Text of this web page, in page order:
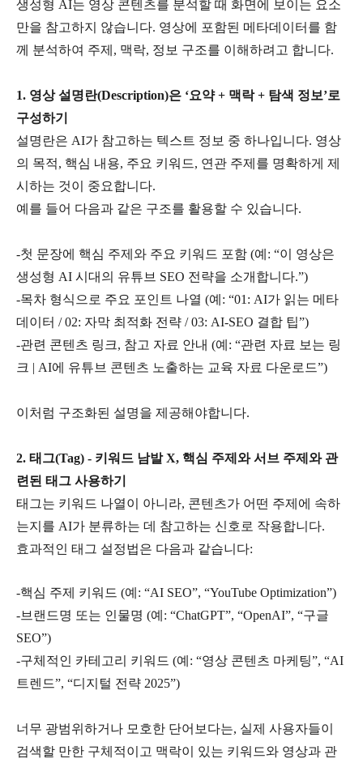
생성형 AI는 영상 콘텐츠를 분석할 때 화면에 보이는 요소
만을 참고하지 않습니다. 영상에 포함된 메타데이터를 함
께 분석하여 주제 , 맥락, 정보 구조를 이해하려고 합니다.
1. 영상 설명란(Description)은 ‘요약+ 맥락+ 탐색 정보’로
구성하기
설명란은 AI가 참고하는 텍스트 정보 중 하나입니다. 영상
의 목적, 핵심 내용, 주요 키워드, 연관 주제를 명확하게 제
시하는 것이 중요합니다.
예를 들어 다음과 같은 구조를 활용할 수 있습니다.
-첫 문장에 핵심 주제와 주요 키워드 포함 (예 : “이 영상은
생성형 AI 시대의 유튜브 SEO 전략을 소개합니다.”)
-목차 형식으로 주요 포인트 나열 (예 : “01: AI가 읽는 메타
데이터 / 02: 자막 최적화 전략 / 03: AI-SEO 결합 팁”)
-관련 콘텐츠 링크, 참고 자료 안내 (예 : “관련 자료 보는 링
크 | AI에 유튜브 콘텐츠 노출하는 교육 자료 다운로드”)
이처럼 구조화된 설명을 제공해야합니다.
2. 태그(Tag) - 키워드 남발X, 핵심 주제와 서브 주제와 관
련된 태그 사용하기
태그는 키워드 나열이 아니라, 콘텐츠가 어떤 주제에 속하
는지를 AI가 분류하는 데 참고하는 신호로 작용합니다.
효과적인 태그 설정법은 다음과 같습니다:
-핵심 주제 키워드 (예 : “AI SEO”, “YouTube Optimization”)
-브랜드명 또는 인물명 (예 : “ChatGPT”, “OpenAI”, “구글
SEO”)
-구체적인 카테고리 키워드 (예 : “영상 콘텐츠 마케팅”, “AI
트렌드”, “디지털 전략 2025”)
너무 광범위하거나 모호한 단어보다는, 실제 사용자들이
검색할 만한 구체적이고 맥락이 있는 키워드와 영상과 관